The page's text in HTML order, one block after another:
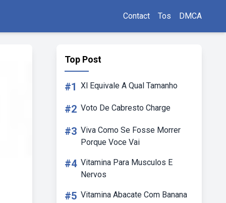
Contact Tos DMCA
Top Post
#1 Xl Equivale A Qual Tamanho
#2 Voto De Cabresto Charge
#3 Viva Como Se Fosse Morrer
Porque Voce Vai
#4 Vitamina Para Musculos E
Nervos
#5 Vitamina Abacate Com Banana